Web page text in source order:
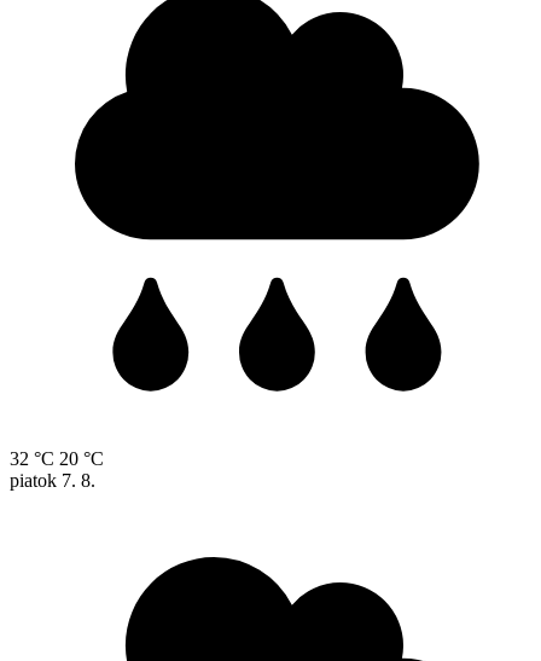
32 °C 20 °C
piatok 7. 8.